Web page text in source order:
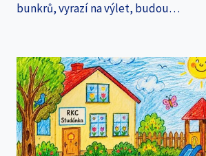
bunkrů, vyrazí na výlet, budou…